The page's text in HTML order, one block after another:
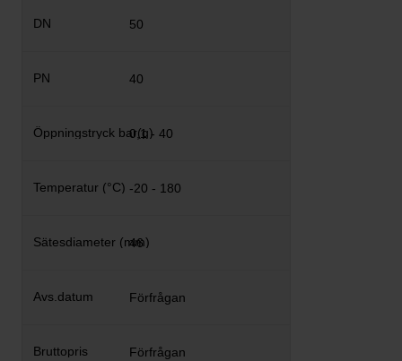
50
40
0,1 - 40
-20 - 180
46
Förfrågan
Förfrågan